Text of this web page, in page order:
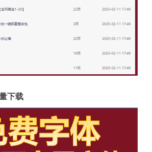
下载